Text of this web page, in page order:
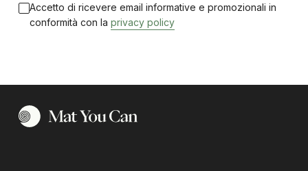
Accetto di ricevere email informative e promozionali in
conformità con la privacy policy